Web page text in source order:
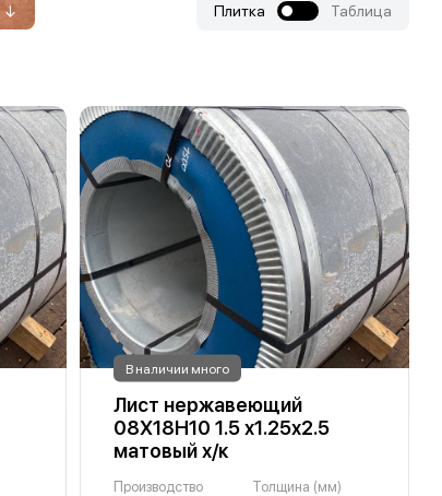
Плитка Таблица
В наличии много
Лист нержавеющий
08Х18Н10 1.5 х1.25х2.5
матовый х/к
Производство
Толщина (мм)